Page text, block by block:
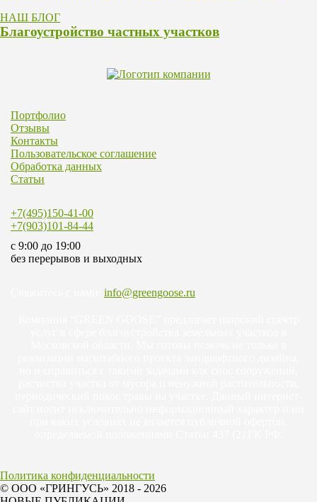
НАШ БЛОГ
Благоустройство частных участков
Портфолио
Отзывы
Контакты
Пользовательское соглашение
Обработка данных
Статьи
+7(495)150-41-00
+7(903)101-84-44
c 9:00 до 19:00
без перерывов и выходных
info@greengoose.ru
Политика конфиденциальности
© ООО «ГРИНГУСЬ» 2018 - 2026